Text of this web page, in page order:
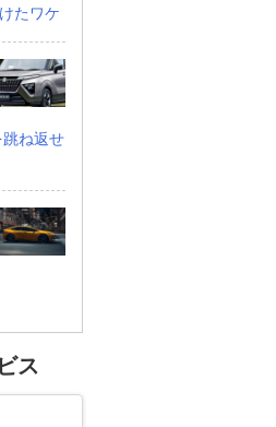
たワケ
ね返せ
ス